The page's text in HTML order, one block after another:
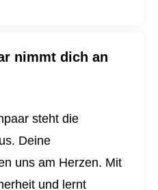
nimmt dich an
steht die
Deine
uns am Herzen. Mit
und lernt